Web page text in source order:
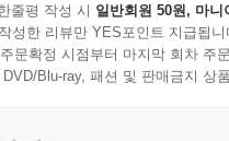
다루어야 하는가
줄평 작성 시 일반회원 50원, 마니
성한 리뷰만 YES포인트 지급됩니
문확정 시점부터 마지막 회차 주
Blu-ray, 패션 및 판매금지 상